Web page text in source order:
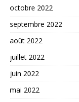
octobre 2022
septembre 2022
août 2022
juillet 2022
juin 2022
mai 2022